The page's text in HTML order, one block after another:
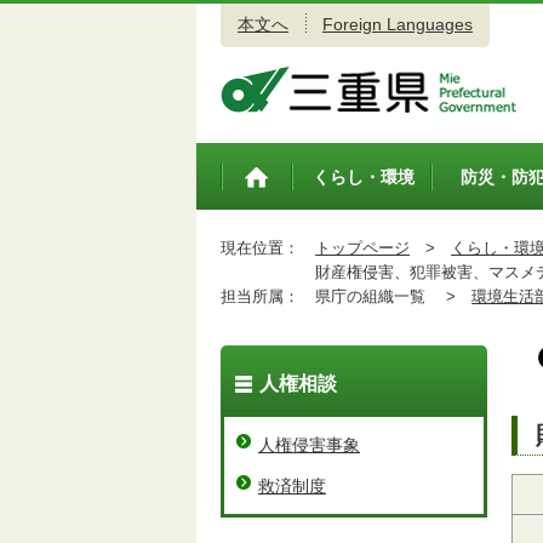
本文へ Foreign Languages
トップペ
くらし・環境 防災・防
現在位置： トップページ >
くらし・環
財産権侵害、犯罪被害、マスメ
担当所属：
県庁の組織一覧 > 環境生活
人権相談
人権侵害事象
救済制度